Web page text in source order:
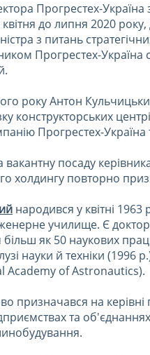
Прогрестех-
до липня 2020
з питань
Прогрестех-
року Антон
конструкторських
Прогрестех-
вакантну посаду
холдингу повторно
народився у квітні
училище. Є
більш як 50 наукових
науки й техніки (1996
Academy of Astronautics).
призначався на
та